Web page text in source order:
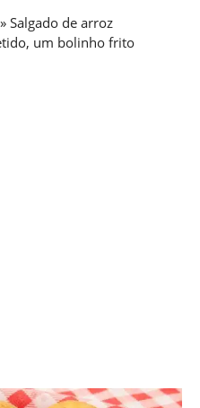
» Salgado de arroz
um bolinho frito